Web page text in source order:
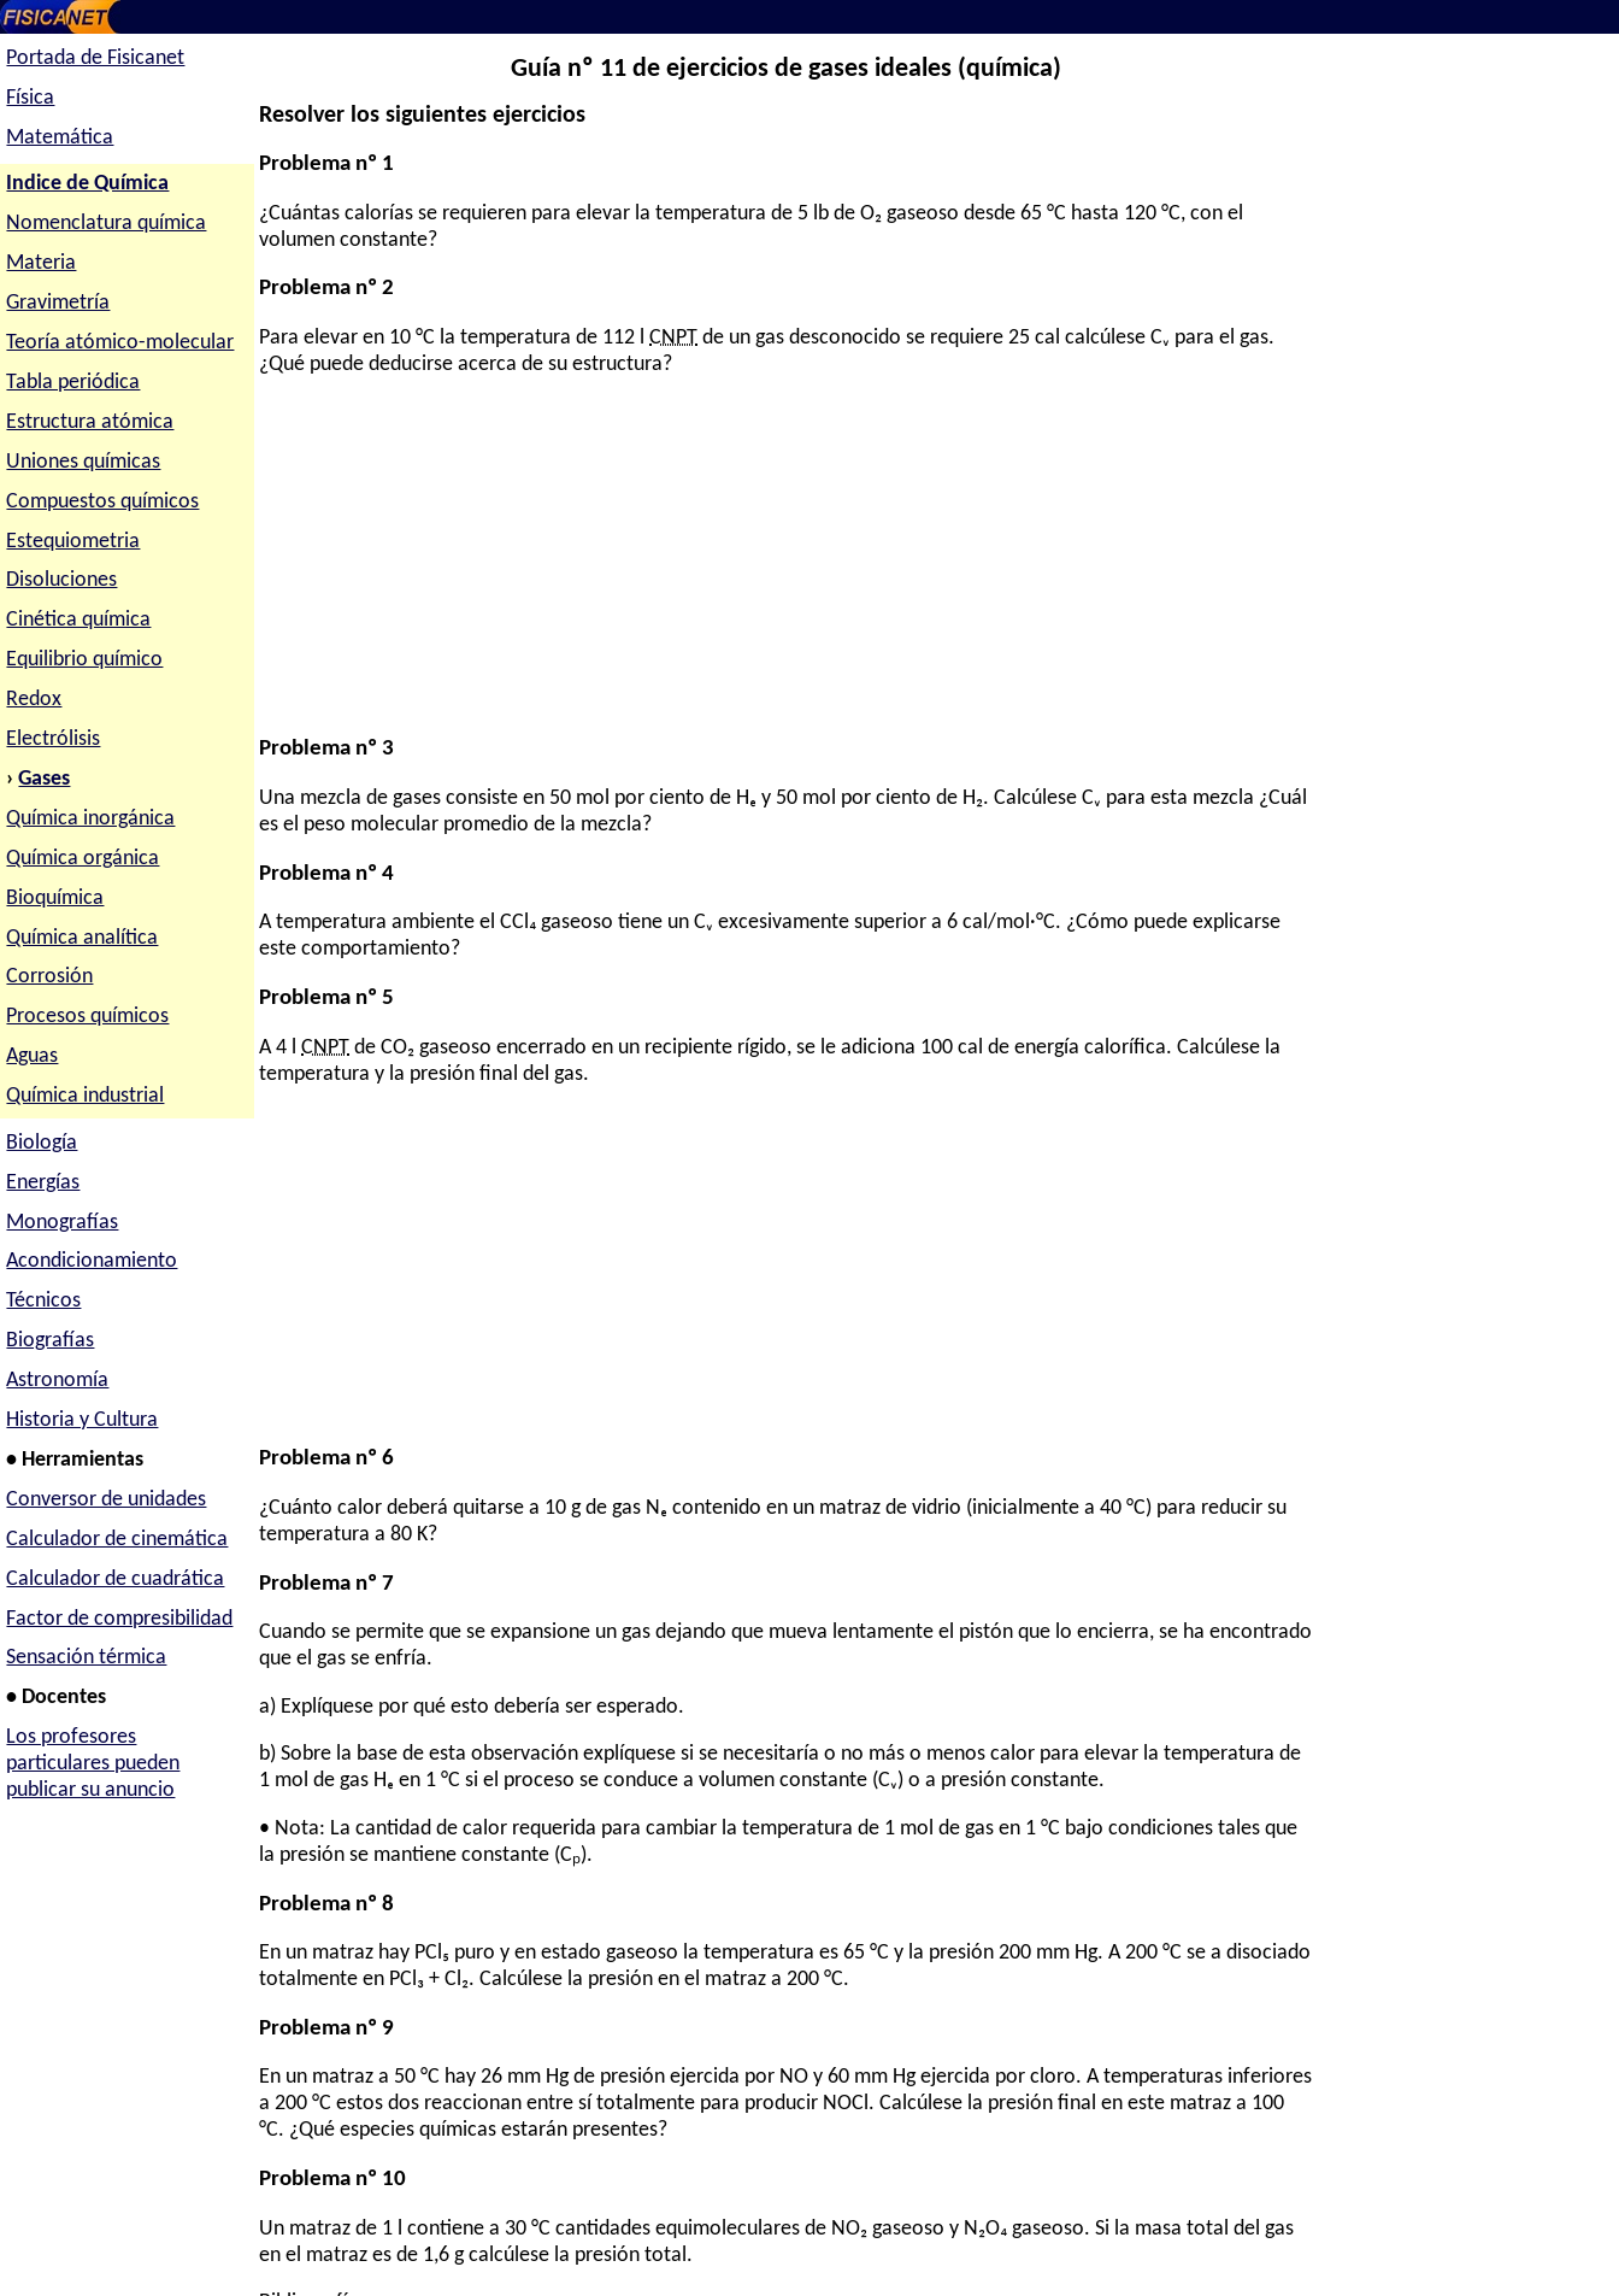
Portada de Fisicanet
Física
Matemática
Indice de Química
Nomenclatura química
Materia
Gravimetría
Teoría atómico-molecular
Tabla periódica
Estructura atómica
Uniones químicas
Compuestos químicos
Estequiometria
Disoluciones
Cinética química
Equilibrio químico
Redox
Electrólisis
›Gases
Química inorgánica
Química orgánica
Bioquímica
Química analítica
Corrosión
Procesos químicos
Aguas
Química industrial
Biología
Energías
Monografías
Acondicionamiento
Técnicos
Biografías
Astronomía
Historia y Cultura
• Herramientas
Conversor de unidades
Calculador de cinemática
Calculador de cuadrática
Factor de compresibilidad
Sensación térmica
• Docentes
Los profesores
particulares pueden
publicar su anuncio
Guía nº 11 de ejercicios de gases ideales (química)
Resolver los siguientes ejercicios
Problema nº 1
¿Cuántas calorías se requieren para elevar la temperatura de 5 lb de O₂ gaseoso desde 65 °C hasta 120 °C, con el
volumen constante?
Problema nº 2
Para elevar en 10 °C la temperatura de 112 lCNPT de un gas desconocido se requiere 25 cal calcúlese Cᵥ para el gas.
¿Qué puede deducirse acerca de su estructura?
Problema nº 3
Una mezcla de gases consiste en 50 mol por ciento de Hₑ y 50 mol por ciento de H₂. Calcúlese Cᵥ para esta mezcla ¿Cuál
es el peso molecular promedio de la mezcla?
Problema nº 4
A temperatura ambiente el CCl₄ gaseoso tiene un Cᵥ excesivamente superior a 6 cal/mol·°C. ¿Cómo puede explicarse
este comportamiento?
Problema nº 5
A 4 lCNPT de CO₂ gaseoso encerrado en un recipiente rígido, se le adiciona 100 cal de energía calorífica. Calcúlese la
temperatura y la presión final del gas.
Problema nº 6
¿Cuánto calor deberá quitarse a 10 g de gas Nₑ contenido en un matraz de vidrio (inicialmente a 40 °C) para reducir su
temperatura a 80 K?
Problema nº 7
Cuando se permite que se expansione un gas dejando que mueva lentamente el pistón que lo encierra, se ha encontrado
que el gas se enfría.
a) Explíquese por qué esto debería ser esperado.
b) Sobre la base de esta observación explíquese si se necesitaría o no más o menos calor para elevar la temperatura de
1 mol de gas Hₑ en 1 °C si el proceso se conduce a volumen constante (Cᵥ) o a presión constante.
• Nota: La cantidad de calor requerida para cambiar la temperatura de 1 mol de gas en 1 °C bajo condiciones tales que
la presión se mantiene constante (Cₚ).
Problema nº 8
En un matraz hay PCl₅ puro y en estado gaseoso la temperatura es 65 °C y la presión 200 mm Hg. A 200 °C se a disociado
totalmente en PCl₃ + Cl₂. Calcúlese la presión en el matraz a 200 °C.
Problema nº 9
En un matraz a 50 °C hay 26 mm Hg de presión ejercida por NO y 60 mm Hg ejercida por cloro. A temperaturas inferiores
a 200 °C estos dos reaccionan entre sí totalmente para producir NOCl. Calcúlese la presión final en este matraz a 100
°C. ¿Qué especies químicas estarán presentes?
Problema nº 10
Un matraz de 1 l contiene a 30 °C cantidades equimoleculares de NO₂ gaseoso y N₂O₄ gaseoso. Si la masa total del gas
en el matraz es de 1,6 g calcúlese la presión total.